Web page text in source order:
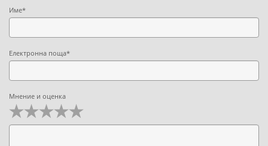
Име*
Електронна поща*
Мнение и оценка